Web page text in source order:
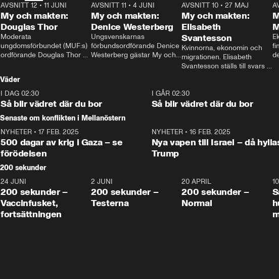
26:27
AVSNITT 12 • 11 JUNI
My och makten:
Douglas Thor
Moderata
ungdomsförbundet (MUF:s)
ordförande Douglas Thor
tonårsutvisningarna och hur
Moderaterna ska locka
väljare till valet i höst.
23:40
AVSNITT 11 •4 JUNI
My och makten:
Denice Westerberg
Ungsvenskarnas
förbundsordförande Denice
Westerberg gästar My och
AVSNITT 10 •27 MAJ
My och makten:
Elisabeth
Svantesson
Kvinnorna, ekonomin och
migrationen. Elisabeth
Svantesson ställs till svars
Väder
I DAG 02:30
Så blir vädret där du bor
I GÅR 02:30
Så blir vädret där du bor
Senaste om konflikten i Mellanöstern
NYHETER • 17 FEB. 2025
500 dagar av krig i Gaza – se
förödelsen
NYHETER• 16 FEB. 2025
Nya vapen till Israel – då
Trump
200 sekunder
5:00
24 JUNI
200 sekunder –
Vaccinfusket,
fortsättningen
4:23
2 JUNI
200 sekunder –
Testerna
20 APRIL
200 sekunder –
Normal